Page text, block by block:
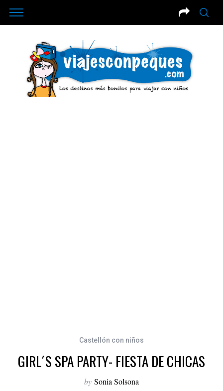
Castellón con niños
GIRL´S SPA PARTY- FIESTA DE CHICAS
by Sonia Solsona